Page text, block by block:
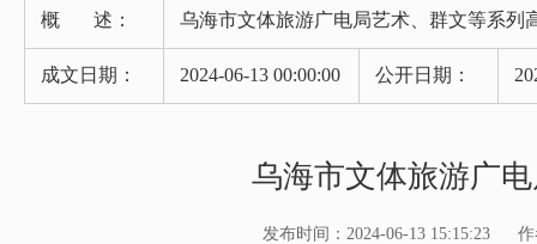
概 述： 乌海市文体旅游广电局艺术、群文等系列
成文日期： 2024-06-13 00:00:00 公开日期：
乌海市文体旅游广
发布时间：2024-06-13 15:15:23